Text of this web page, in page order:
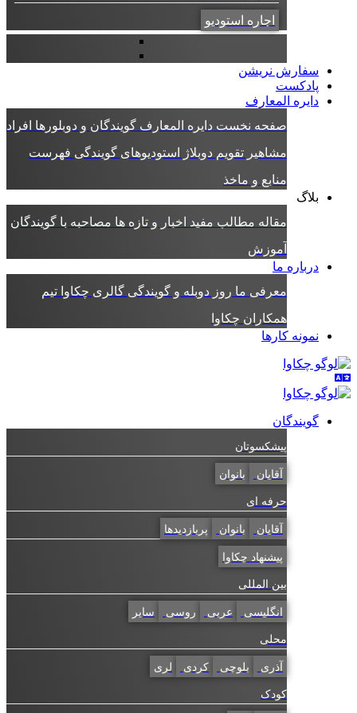
اجاره استودیو
سفارش نریشن
پادکست
دایره المعارف
صفحه نخست دایره المعارف گویندگان و دوبلورها افراد
مشاهیر تقویم دوبلاژ استودیوهای گویندگی فهرست
منابع و ماخذ
بلاگ
مقاله مطالب مفید اخبار و تازه ها مصاحبه با گویندگان
آموزش
درباره ما
معرفی ما روز دوبله و گویندگی گالری چکاوا تیم
همکاران چکاوا
نمونه کارها
گویندگان
پیشکسوتان
آقایان بانوان
حرفه ای
آقایان بانوان پربازدیدها
پیشنهاد چکاوا
بین المللی
انگلیسی عربی روسی سایر
محلی
آذری بلوچی کردی لری
کودک